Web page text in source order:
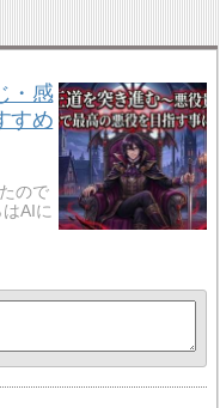
・感
すめ
ので
AIに